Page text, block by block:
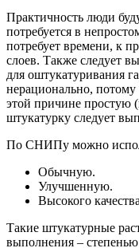
Практичность люди
потребуется в
потребует времени, к
слоев. Также следует
для оштукатуривания
нерационально,
этой причине простую
штукатурку следует
По СНИПу можно
Обычную.
Улучшенную.
Высокого
Такие штукатурные
выполнения –